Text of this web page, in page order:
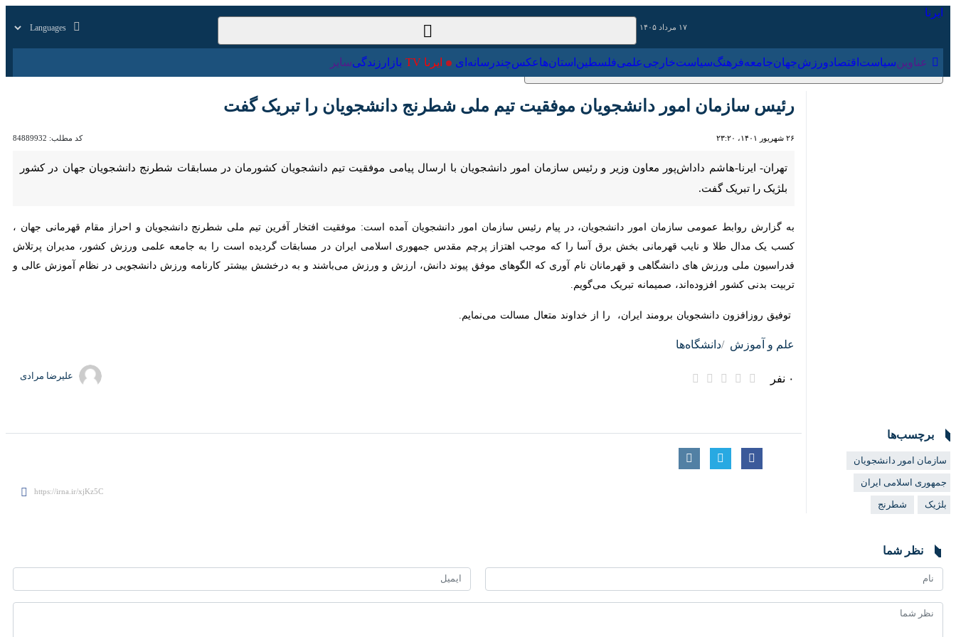
عناوین‌ سیاست اقتصاد ورزش جهان جامعه فرهنگ سیاست‌خارجی علمی فلسطین استان‌ها عکس چندرسانه‌ای ایرنا TV
رئیس سازمان امور دانشجویان موفقیت تیم ملی شطرنج دانشجویان را تبریک گفت
تهران- ایرنا-هاشم داداش‌پور معاون وزیر و رئیس سازمان امور دانشجویان با ارسال پیامی موفقیت تیم دانشجویان کشورمان در مسابقات شطرنج دانشجویان جهان در کشور بلژیک
را تبریک گفت.
به گزارش روابط عمومی سازمان امور دانشجویان، در پیام رئیس سازمان امور دانشجویان آمده است: موفقیت افتخار آفرین تیم ملی شطرنج دانشجویان و احراز مقام قهرمانی جهان ، کسب
یک مدال طلا و نایب قهرمانی بخش برق آسا را که موجب اهتزاز پرچم مقدس جمهوری اسلامی ایران در مسابقات گردیده است را به جامعه علمی ورزش کشور، مدیران پرتلاش فدراسیون
ملی ورزش های دانشگاهی و قهرمانان نام آوری که الگوهای موفق پیوند دانش، ارزش و ورزش می‌باشند و به درخشش بیشتر کارنامه ورزش دانشجویی در نظام آموزش عالی و تربیت بدنی
کشور افزوده‌اند، صمیمانه تبریک می‌گویم.
توفیق روزافزون دانشجویان برومند ایران، را از خداوند متعال مسالت می‌نمایم.
علم و آموزش دانشگاه‌ها
علیرضا مرادی
برچسب‌ها
سازمان امور دانشجویان
جمهوری اسلامی ایران
بلژیک شطرنج
نظر شما